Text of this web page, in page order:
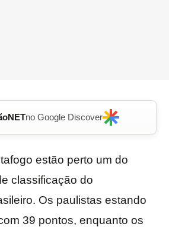
no Google Discover
estão perto um do
classificação do
Os paulistas estando
39 pontos, enquanto os